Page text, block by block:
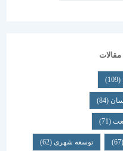
توسعه شهری(62)